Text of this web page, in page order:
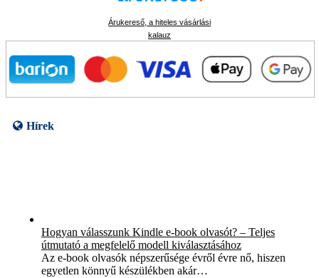
Árukereső, a hiteles vásárlási
kalauz
Hírek
Hogyan válasszunk Kindle e-book olvasót? – Teljes
útmutató a megfelelő modell kiválasztásához
Az e-book olvasók népszerűsége évről évre nő, hiszen
egyetlen könnyű készülékben akár…